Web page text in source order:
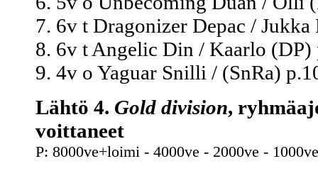
7. 6v t Dragonizer Depac /
8. 6v t Angelic Din / Kaarlo
9. 4v o Yaguar Snilli / (SnRa)
Lähtö 4. Gold division,
voittaneet
P: 8000ve+loimi - 4000ve - 2000ve -